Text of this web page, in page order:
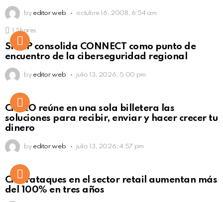
by editor web octubre 16, 2008, 6:54 am
Click to view this post
1 Shares
SISAP consolida CONNECT como punto de
encuentro de la ciberseguridad regional
by editor web julio 13, 2026, 5:00 pm
Not Safe For Work
Click to view this post
CiNKO reúne en una sola billetera las
soluciones para recibir, enviar y hacer crecer tu
dinero
by editor web julio 13, 2026, 4:57 pm
Ciberataques en el sector retail aumentan más
del 100% en tres años